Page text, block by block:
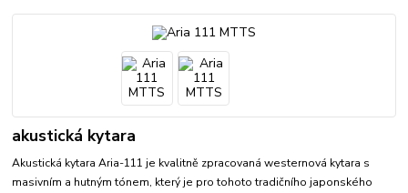
akustická kytara
Akustická kytara Aria-111 je kvalitně zpracovaná westernová kytara s
masivním a hutným tónem, který je pro tohoto tradičního japonského